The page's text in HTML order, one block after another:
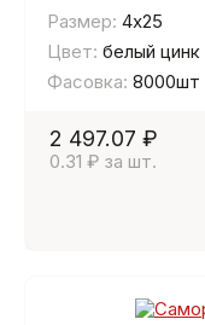
Размер: 4х25
Цвет: белый цинк
Фасовка: 8000шт
2 497.07 ₽
0.31 ₽ за шт.